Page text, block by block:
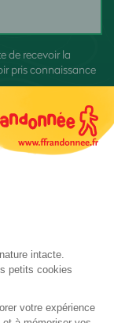
de recevoir la
pris connaissance
intacte.
petits cookies
votre expérience